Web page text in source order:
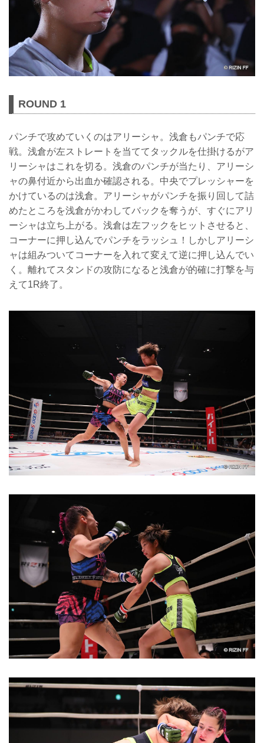
ROUND 1
パンチで攻めていくのはアリーシャ。浅倉もパンチで応
戦。浅倉が左ストレートを当ててタックルを仕掛けるがア
リーシャはこれを切る。浅倉のパンチが当たり、アリーシ
ャの鼻付近から出血か確認される。中央でプレッシャーを
かけているのは浅倉。アリーシャがパンチを振り回して詰
めたところを浅倉がかわしてバックを奪うが、すぐにアリ
ーシャは立ち上がる。浅倉は左フックをヒットさせると、
コーナーに押し込んでパンチをラッシュ！しかしアリーシ
ャは組みついてコーナーを入れて変えて逆に押し込んでい
く。離れてスタンドの攻防になると浅倉が的確に打撃を与
えて1R終了。